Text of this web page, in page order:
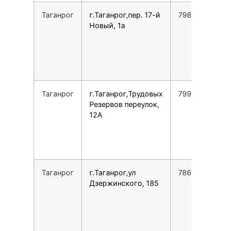
Таганрог
г.Таганрог,пер. 17-й
Новый, 1а
Таганрог
г.Таганрог,Трудовых
Резервов переулок,
12А
Таганрог
г.Таганрог,ул
Дзержинского, 185